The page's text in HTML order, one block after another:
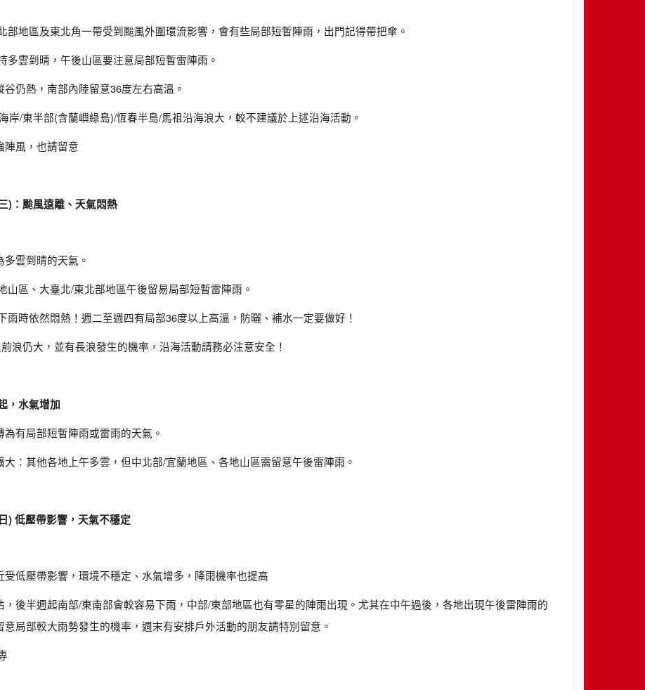
部地區及東北角一帶受到颱風外圍環流影響，會有些局部短暫陣雨，出門記得帶把傘。
多雲到晴，午後山區要注意局部短暫雷陣雨。
谷仍熱，南部內陸留意36度左右高溫。
岸/東半部(含蘭嶼綠島)/恆春半島/馬祖沿海浪大，較不建議於上述沿海活動。
陣風，也請留意
) ：颱風遠離、天氣悶熱
雲到晴的天氣。
山區、大臺北/東北部地區午後留易局部短暫雷陣雨。
雨時依然悶熱！週二至週四有局部36度以上高溫，防曬、補水一定要做好！
前浪仍大，並有長浪發生的機率，沿海活動請務必注意安全！
，水氣增加
為有局部短暫陣雨或雷雨的天氣。
大：其他各地上午多雲，但中北部/宜蘭地區、各地山區需留意午後雷陣雨。
日 ) 低壓帶影響，天氣不穩定
受低壓帶影響，環境不穩定、水氣增多，降雨機率也提高
，後半週起南部/東南部會較容易下雨，中部/東部地區也有零星的陣雨出現。尤其在中午過後，各地出現午後雷陣雨的
意局部較大雨勢發生的機率，週末有安排戶外活動的朋友請特別留意。